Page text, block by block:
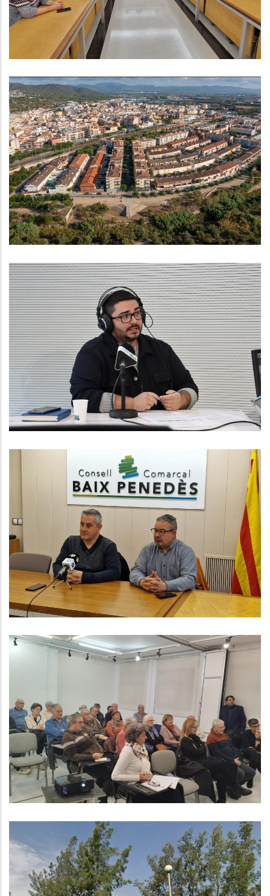
Altres
El Consell Comarcal Del Baix
Penedès Valora Molt Positivament
La Inversió De Més De 7 Milions
D'euros Del Nou PUOSC
Altres
ENTREVISTA A CHRISTIAN
MARTÍNEZ. CONSELLER DE SERVEIS
SOCIALS AL CONSELL COMARCAL
Altres
El Consell Comarcal Del Baix
Penedès Anuncia Un Acord
Imminent Amb Els Treballadors
Per Posar Fi Al Conflicte Laboral
Altres
Trobada Del Consell Consultiu De
La Gent Gran Del Baix Penedès
Altres
Demà 1 De Gener De 2025
Comença El Nou Servei De